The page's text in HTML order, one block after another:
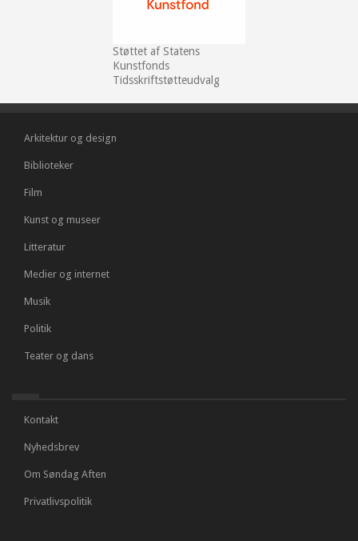
Støttet af Statens
Kunstfonds
Tidsskriftstøtteudvalg
Arkitektur og design
Biblioteker
Film
Kunst og museer
Litteratur
Medier og internet
Musik
Politik
Teater og dans
Kontakt
Nyhedsbrev
Om Søndag Aften
Privatlivspolitik